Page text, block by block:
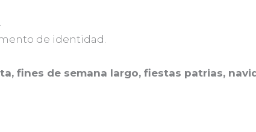
de identidad.
fines de semana largo, fiestas patrias,